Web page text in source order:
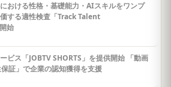
おける性格・基礎能力・AIスキルをワンプ
する適性検査「Track Talent
始
ビス「JOBTV SHORTS」を提供開始 「動画
証」で企業の認知獲得を支援